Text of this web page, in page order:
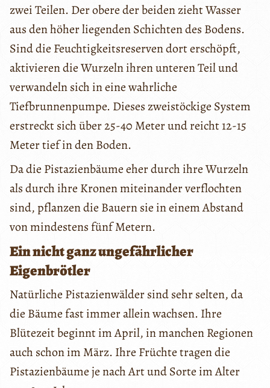
zwei Teilen. Der obere der beiden zieht Wasser
aus den höher liegenden Schichten des Bodens.
Sind die Feuchtigkeitsreserven dort erschöpft,
aktivieren die Wurzeln ihren unteren Teil und
verwandeln sich in eine wahrliche
Tiefbrunnenpumpe. Dieses zweistöckige System
erstreckt sich über 25-40 Meter und reicht 12-15
Meter tief in den Boden.
Da die Pistazienbäume eher durch ihre Wurzeln
als durch ihre Kronen miteinander verflochten
sind, pflanzen die Bauern sie in einem Abstand
von mindestens fünf Metern.
Ein nicht ganz ungefährlicher
Eigenbrötler
Natürliche Pistazienwälder sind sehr selten, da
die Bäume fast immer allein wachsen. Ihre
Blütezeit beginnt im April, in manchen Regionen
auch schon im März. Ihre Früchte tragen die
Pistazienbäume je nach Art und Sorte im Alter